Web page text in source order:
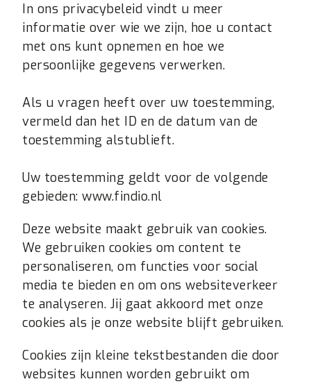
In ons privacybeleid vindt u meer
informatie over wie we zijn, hoe u contact
met ons kunt opnemen en hoe we
persoonlijke gegevens verwerken.
Als u vragen heeft over uw toestemming,
vermeld dan het ID en de datum van de
toestemming alstublieft.
Uw toestemming geldt voor de volgende
gebieden: www.findio.nl
Deze website maakt gebruik van cookies.
We gebruiken cookies om content te
personaliseren, om functies voor social
media te bieden en om ons websiteverkeer
te analyseren. Jij gaat akkoord met onze
cookies als je onze website blijft gebruiken.
Cookies zijn kleine tekstbestanden die door
websites kunnen worden gebruikt om